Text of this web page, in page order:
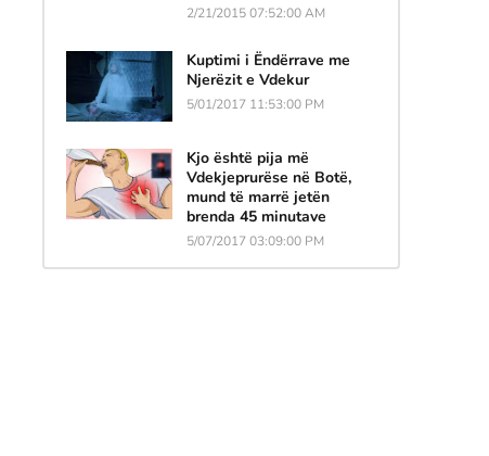
2/21/2015 07:52:00 AM
Kuptimi i Ëndërrave me
Njerëzit e Vdekur
5/01/2017 11:53:00 PM
Kjo është pija më
Vdekjeprurëse në Botë,
mund të marrë jetën
brenda 45 minutave
5/07/2017 03:09:00 PM